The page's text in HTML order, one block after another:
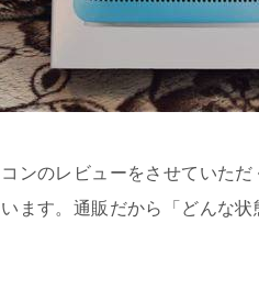
ンのレビューをさせていた
ます。通販だから「どんな